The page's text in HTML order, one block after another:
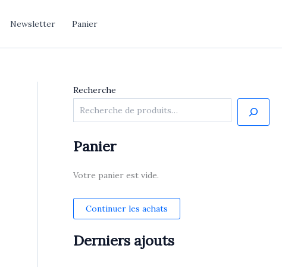
Newsletter Panier
Recherche
Panier
Votre panier est vide.
Continuer les achats
Derniers ajouts